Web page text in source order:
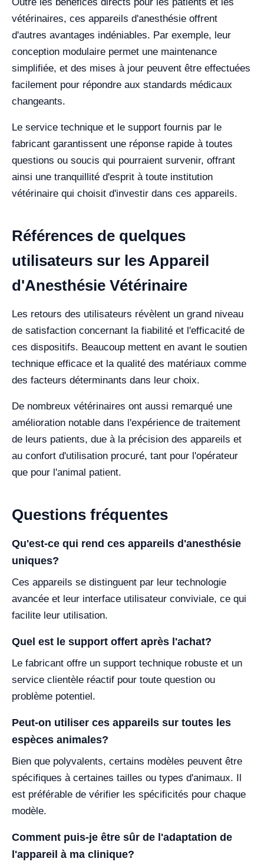
vétérinaires, ces appareils d'anesthésie offrent
d'autres avantages indéniables. Par exemple, leur
conception modulaire permet une maintenance
simplifiée, et des mises à jour peuvent être effectuées
facilement pour répondre aux standards médicaux
changeants.
Le service technique et le support fournis par le
fabricant garantissent une réponse rapide à toutes
questions ou soucis qui pourraient survenir, offrant
ainsi une tranquillité d'esprit à toute institution
vétérinaire qui choisit d'investir dans ces appareils.
Références de quelques
utilisateurs sur les Appareil
d'Anesthésie Vétérinaire
Les retours des utilisateurs révèlent un grand niveau
de satisfaction concernant la fiabilité et l'efficacité de
ces dispositifs. Beaucoup mettent en avant le soutien
technique efficace et la qualité des matériaux comme
des facteurs déterminants dans leur choix.
De nombreux vétérinaires ont aussi remarqué une
amélioration notable dans l'expérience de traitement
de leurs patients, due à la précision des appareils et
au confort d'utilisation procuré, tant pour l'opérateur
que pour l'animal patient.
Questions fréquentes
Qu'est-ce qui rend ces appareils d'anesthésie
uniques?
Ces appareils se distinguent par leur technologie
avancée et leur interface utilisateur conviviale, ce qui
facilite leur utilisation.
Quel est le support offert après l'achat?
Le fabricant offre un support technique robuste et un
service clientèle réactif pour toute question ou
problème potentiel.
Peut-on utiliser ces appareils sur toutes les
espèces animales?
Bien que polyvalents, certains modèles peuvent être
spécifiques à certaines tailles ou types d'animaux. Il
est préférable de vérifier les spécificités pour chaque
modèle.
Comment puis-je être sûr de l'adaptation de
l'appareil à ma clinique?